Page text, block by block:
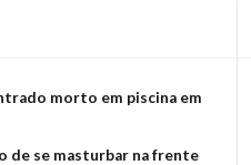
morto em piscina em
de se masturbar na frente